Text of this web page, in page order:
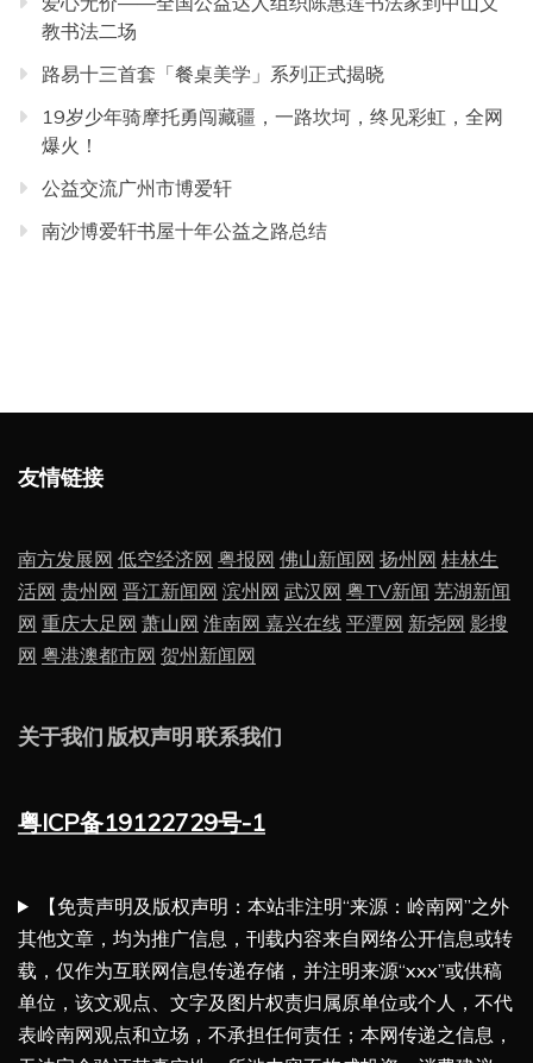
教书法二场
路易十三首套「餐桌美学」系列正式揭晓
19岁少年骑摩托勇闯藏疆，一路坎坷，终见彩虹，全网
爆火！
公益交流广州市博爱轩
南沙博爱轩书屋十年公益之路总结
友情链接
南方发展网 低空经济网 粤报网 佛山新闻网 扬州网 桂林生
活网 贵州网 晋江新闻网 滨州网 武汉网 粤TV新闻 芜湖新闻
网 重庆大足网 萧山网 淮南网 嘉兴在线 平潭网 新尧网 影搜
网 粤港澳都市网 贺州新闻网
关于我们 版权声明 联系我们
粤ICP备19122729号-1
【免责声明及版权声明：本站非注明“来源：岭南网”之外
其他文章，均为推广信息，刊载内容来自网络公开信息或转
载，仅作为互联网信息传递存储，并注明来源“xxx”或供稿
单位，该文观点、文字及图片权责归属原单位或个人，不代
表岭南网观点和立场，不承担任何责任；本网传递之信息，